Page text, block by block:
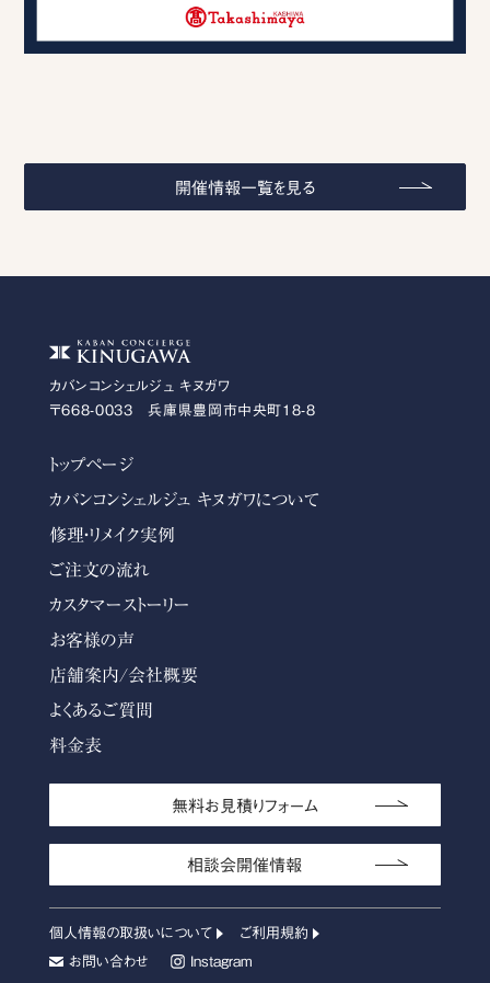
開催情報一覧を見る
カバンコンシェルジュ キヌガワ
〒668-0033 兵庫県豊岡市中央町18-8
トップページ
カバンコンシェルジュ キヌガワについて
修理・リメイク実例
ご注文の流れ
カスタマーストーリー
お客様の声
店舗案内/会社概要
よくあるご質問
料金表
無料お見積りフォーム
相談会開催情報
個人情報の取扱いについて
ご利用規約
お問い合わせ
Instagram